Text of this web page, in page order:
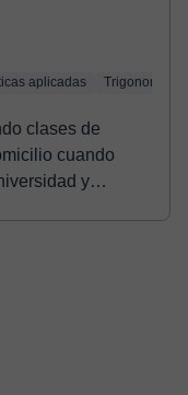
aplicadas Trigonometría
clases de
cuando
y